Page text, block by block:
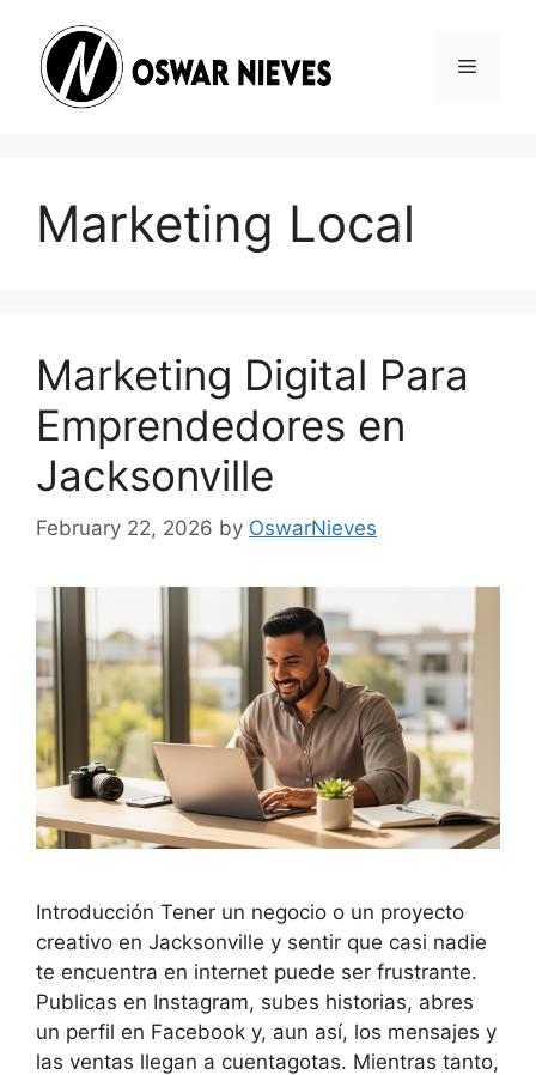
content
Menu
Marketing Local
Marketing Digital Para
Emprendedores en
Jacksonville
February 22, 2026 by OswarNieves
Introducción Tener un negocio o un proyecto
creativo en Jacksonville y sentir que casi nadie
te encuentra en internet puede ser frustrante.
Publicas en Instagram, subes historias, abres
un perfil en Facebook y, aun así, los mensajes y
las ventas llegan a cuentagotas. Mientras tanto,